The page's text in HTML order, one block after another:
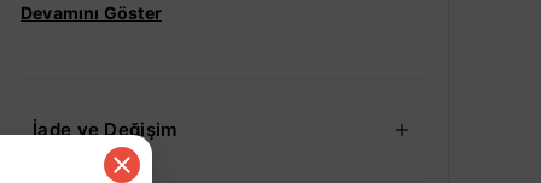
Devamını Göster
İade ve Değişim